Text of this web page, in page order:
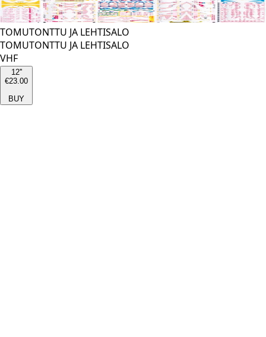
TOMUTONTTU JA LEHTISALO
TOMUTONTTU JA LEHTISALO
VHF
12''
€23.00
BUY